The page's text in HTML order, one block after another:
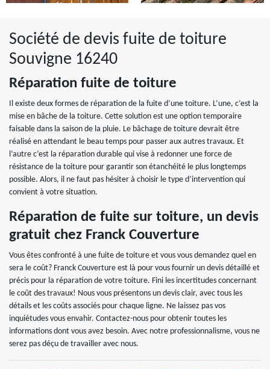
Société de devis fuite de toiture
Souvigne 16240
Réparation fuite de toiture
Il existe deux formes de réparation de la fuite d’une toiture. L’une, c’est la
mise en bâche de la toiture. Cette solution est une option temporaire
faisable dans la saison de la pluie. Le bâchage de toiture devrait être
réalisé en attendant le beau temps pour passer aux autres travaux. Et
l’autre c’est la réparation durable qui vise à redonner une force de
résistance de la toiture pour garantir son étanchéité le plus longtemps
possible. Alors, il ne faut pas hésiter à choisir le type d’intervention qui
convient à votre situation.
Réparation de fuite sur toiture, un devis
gratuit chez Franck Couverture
Vous êtes confronté à une fuite de toiture et vous vous demandez quel en
sera le coût? Franck Couverture est là pour vous fournir un devis détaillé et
précis pour la réparation de votre toiture. Fini les incertitudes concernant
le coût des travaux! Nous vous présentons un devis clair, avec tous les
détails et les coûts associés pour chaque ligne. Ne laissez pas vos
inquiétudes vous envahir. Contactez-nous pour obtenir toutes les
informations dont vous avez besoin. Avec notre professionnalisme, vous ne
serez pas déçu de travailler avec nous.